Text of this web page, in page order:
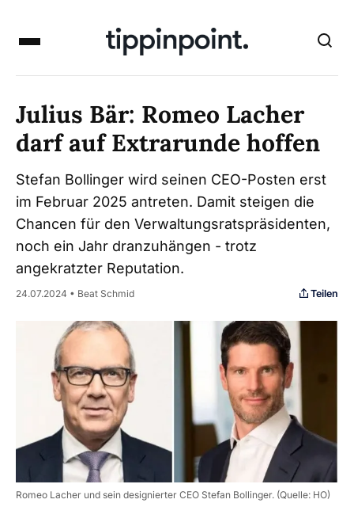
Julius Bär: Romeo Lacher
darf auf Extrarunde hoffen
Stefan Bollinger wird seinen CEO-Posten erst
im Februar 2025 antreten. Damit steigen die
Chancen für den Verwaltungsratspräsidenten,
noch ein Jahr dranzuhängen - trotz
angekratzter Reputation.
24.07.2024 • Beat Schmid Teilen
Romeo Lacher und sein designierter CEO Stefan Bollinger. (Quelle: HO)